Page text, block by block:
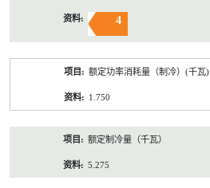
4
额定功率消耗量（制冷）(千瓦)
1.750
额定制冷量（千瓦）
5.275